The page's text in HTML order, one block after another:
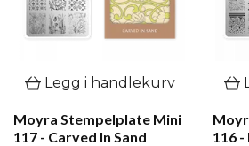
Legg i handlekurv
Moyra Stempelplate Mini
117 - Carved In Sand
116 -